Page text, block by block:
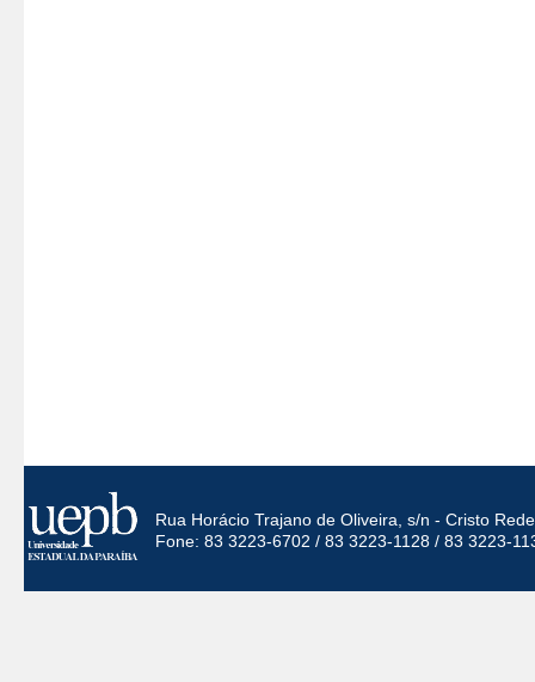
Rua Horácio Trajano de Oliveira, s/n - Cristo
Fone: 83 3223-6702 / 83 3223-1128 / 83 3223-